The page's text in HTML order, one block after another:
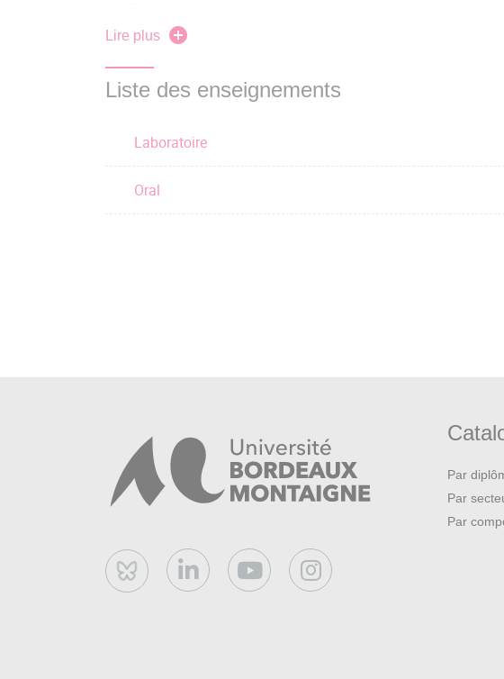
compréhension et expression orales à partir de documents
Entraînement en salle. Séances d'expression (XP) avec
Lire plus
Liste des enseignements
Laboratoire
Oral
Bluesky
Par
Par
Par